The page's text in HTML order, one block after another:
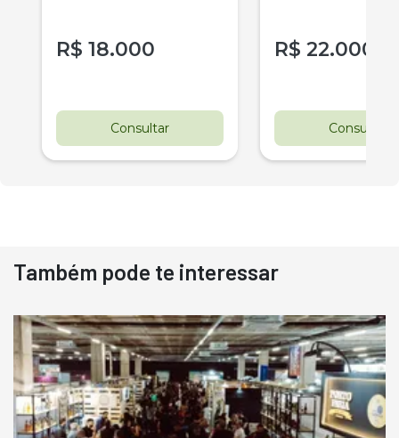
R$ 18.000
Consultar
R$ 22.000
Consultar
Também pode te interessar